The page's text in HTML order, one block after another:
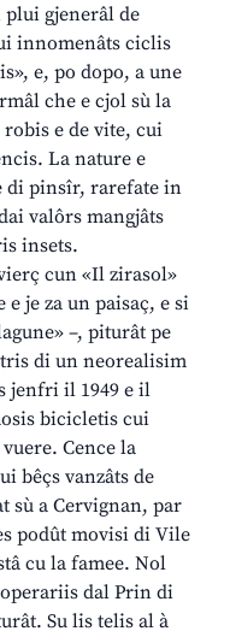
plui gjenerâl de
innomenâts ciclis
e, po dopo, a une
che e cjol sù la
robis e de vite, cui
La nature e
pinsîr, rarefate in
valôrs mangjâts
insets.
cun «Il zirasol»
je za un paisaç, e si
–, piturât pe
di un neorealisim
jenfri il 1949 e il
bicicletis cui
Cence la
bêçs vanzâts de
sù a Cervignan, par
podût movisi di Vile
cu la famee. Nol
dal Prin di
Su lis telis al à